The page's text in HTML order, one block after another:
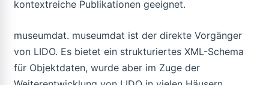
kontextreiche Publikationen geeignet.
museumdat. museumdat ist der direkte Vorgänger
von LIDO. Es bietet ein strukturiertes XML-Schema
für Objektdaten, wurde aber im Zuge der